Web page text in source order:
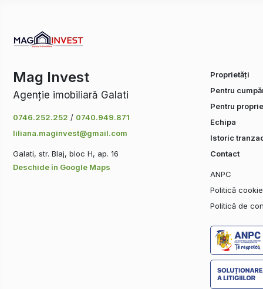
Mag Invest
Agenție imobiliară Galati
0746.252.252 / 0740.949.871
liliana.maginvest@gmail.com
Galati, str. Blaj, bloc H, ap. 16
Deschide în Google Maps
Proprietăți
Pentru
Pentru
Echipa
Istoric
Contact
ANPC
Politică
Politică de